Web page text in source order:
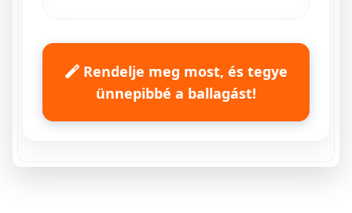
Rendelje meg most, és tegye
ünnepibbé a ballagást!